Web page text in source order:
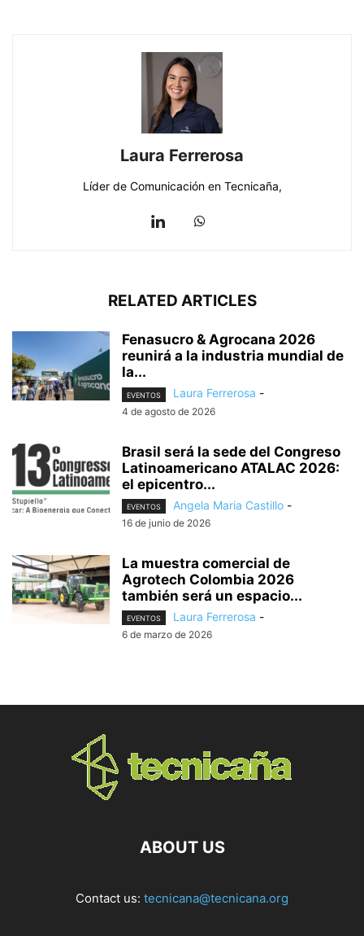
Laura Ferrerosa
Líder de Comunicación en Tecnicaña,
RELATED ARTICLES
Fenasucro & Agrocana 2026
reunirá a la industria mundial de
la...
EVENTOS Laura Ferrerosa -
4 de agosto de 2026
Brasil será la sede del Congreso
Latinoamericano ATALAC 2026:
el epicentro...
EVENTOS Angela Maria Castillo -
16 de junio de 2026
La muestra comercial de
Agrotech Colombia 2026
también será un espacio...
EVENTOS Laura Ferrerosa -
6 de marzo de 2026
ABOUT US
Contact us: tecnicana@tecnicana.org